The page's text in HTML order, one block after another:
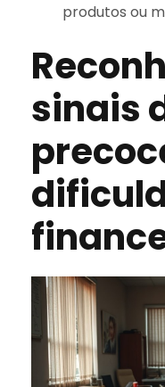
produtos ou
sinais